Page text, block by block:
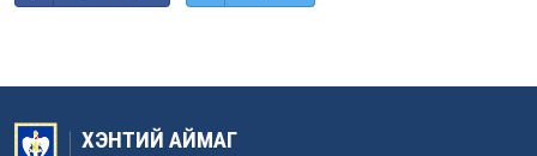
ХЭНТИЙ АЙМАГ